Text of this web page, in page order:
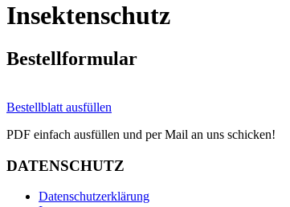
Insektenschutz
Bestellformular
Bestellblatt ausfüllen
PDF einfach ausfüllen und per Mail an uns schicken!
DATENSCHUTZ
Datenschutzerklärung